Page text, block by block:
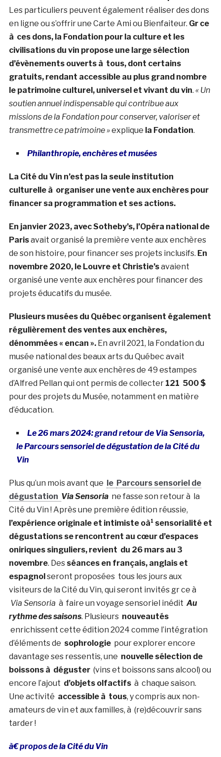
Les particuliers peuvent également réaliser des dons
en ligne ou s’offrir une Carte Ami ou Bienfaiteur. Gr ce
à ces dons, la Fondation pour la culture et les
civilisations du vin propose une large sélection
d’évènements ouverts à tous, dont certains
gratuits, rendant accessible au plus grand nombre
le patrimoine culturel, universel et vivant du vin. « Un
soutien annuel indispensable qui contribue aux
missions de la Fondation pour conserver, valoriser et
transmettre ce patrimoine »explique la Fondation.
Philanthropie, enchères et musées
La Cité du Vin n’est pas la seule institution
culturelle à organiser une vente aux enchères pour
financer sa programmation et ses actions.
En janvier 2023, avec Sotheby’s, l’Opéra national de
Parisavait organisé la première vente aux enchères
de son histoire, pour financer ses projets inclusifs. En
novembre 2020, le Louvre et Christie’savaient
organisé une vente aux enchères pour financer des
projets éducatifs du musée.
Plusieurs musées du Québec organisent également
régulièrement des ventes aux enchères,
dénommées « encan ».En avril 2021, la Fondation du
musée national des beaux arts du Québec avait
organisé une vente aux enchères de 49 estampes
d’Alfred Pellan qui ont permis de collecter 121 500 $
pour des projets du Musée, notamment en matière
d’éducation.
Le 26 mars 2024: grand retour de Via Sensoria,
le Parcours sensoriel de dégustation de la Cité du
Vin
Plus qu’un mois avant que le Parcours sensoriel de
dégustation Via Sensoriane fasse son retour à la
Cité du Vin ! Après une première édition réussie,
l’expérience originale et intimiste oà¹ sensorialité et
dégustations se rencontrent au cœur d’espaces
oniriques singuliers, revient du 26 mars au 3
novembre. Des séances en français, anglais et
espagnol seront proposées tous les jours aux
visiteurs de la Cité du Vin, qui seront invités gr ce à
Via Sensoria à faire un voyage sensoriel inédit Au
rythme des saisons. Plusieurs nouveautés
enrichissent cette édition 2024 comme l’intégration
d’éléments de sophrologiepour explorer encore
davantage ses ressentis, une nouvelle sélection de
boissons à déguster(vins et boissons sans alcool) ou
encore l’ajout d’objets olfactifsà chaque saison.
Une activité accessible à tous, y compris aux non-
amateurs de vin et aux familles, à (re)découvrir sans
tarder !
à€ propos de la Cité du Vin